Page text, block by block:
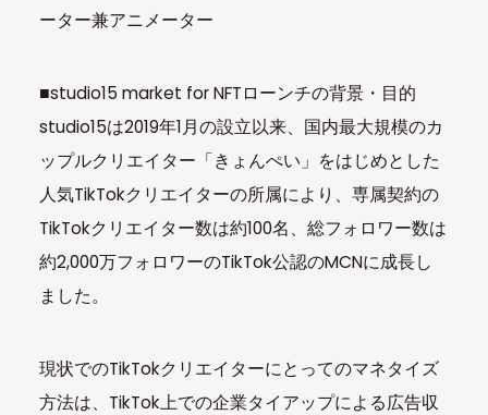
ーター兼アニメーター
■studio15 market for NFTローンチの背景・目的
studio15は2019年1月の設立以来、国内最大規模のカ
ップルクリエイター「きょんぺい」をはじめとした
人気TikTokクリエイターの所属により、専属契約の
TikTokクリエイター数は約100名、総フォロワー数は
約2,000万フォロワーのTikTok公認のMCNに成長し
ました。
現状でのTikTokクリエイターにとってのマネタイズ
方法は、TikTok上での企業タイアップによる広告収